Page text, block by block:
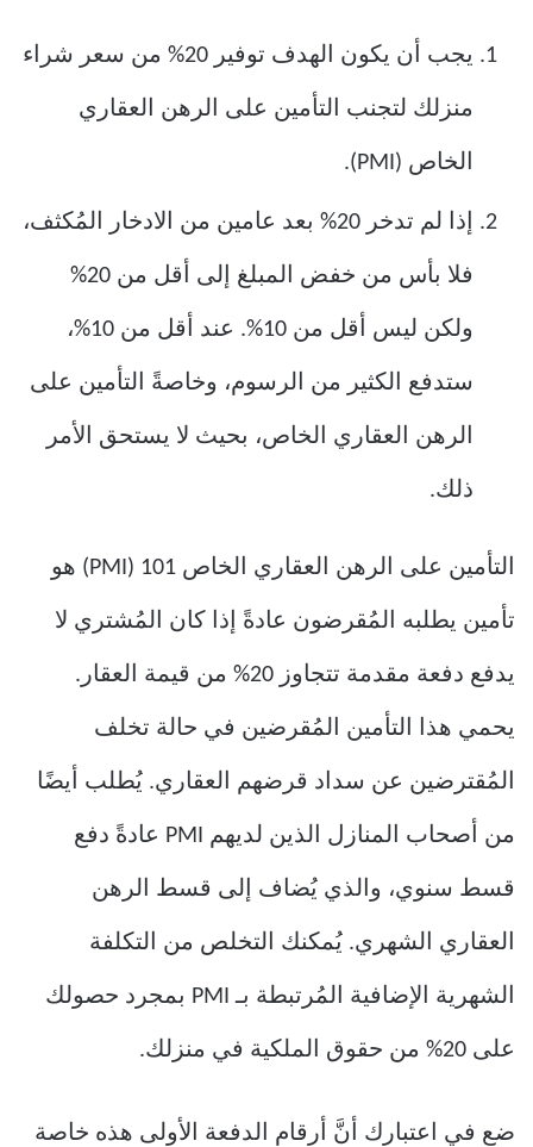
يجب أن يكون الهدف توفير 20% من سعر شراء
منزلك لتجنب التأمين على الرهن العقاري
الخاص (PMI).
إذا لم تدخر 20% بعد عامين من الادخار المُكثف،
فلا بأس من خفض المبلغ إلى أقل من 20%
ولكن ليس أقل من 10%. عند أقل من 10%،
ستدفع الكثير من الرسوم، وخاصةً التأمين على
الرهن العقاري الخاص، بحيث لا يستحق الأمر
ذلك.
التأمين على الرهن العقاري الخاص 101 (PMI) هو
تأمين يطلبه المُقرضون عادةً إذا كان المُشتري لا
يدفع دفعة مقدمة تتجاوز 20% من قيمة العقار.
يحمي هذا التأمين المُقرضين في حالة تخلف
المُقترضين عن سداد قرضهم العقاري. يُطلب أيضًا
من أصحاب المنازل الذين لديهم PMI عادةً دفع
قسط سنوي، والذي يُضاف إلى قسط الرهن
العقاري الشهري. يُمكنك التخلص من التكلفة
الشهرية الإضافية المُرتبطة بـ PMI بمجرد حصولك
على 20% من حقوق الملكية في منزلك.
ضع في اعتبارك أنَّ أرقام الدفعة الأولى هذه خاصة